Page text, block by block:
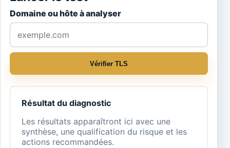
Domaine ou hôte à analyser
Vérifier TLS
Résultat du diagnostic
Les résultats apparaîtront ici avec une
synthèse, une qualification du risque et les
actions recommandées.